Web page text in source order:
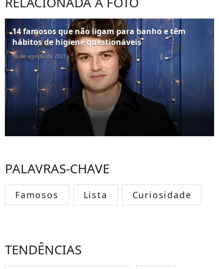
14 famosos que não ligam para banho e têm
hábitos de higiene questionáveis
16 de agosto de 2021
PALAVRAS-CHAVE
Famosos Lista Curiosidade
TENDÊNCIAS